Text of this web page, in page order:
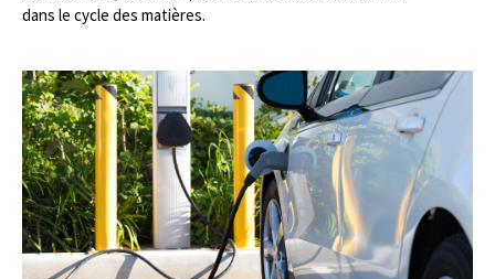
dans le cycle des matières.